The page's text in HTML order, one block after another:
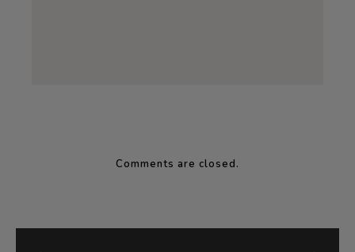
Comments are closed.